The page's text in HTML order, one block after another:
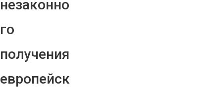
незаконно
го
получения
европейск